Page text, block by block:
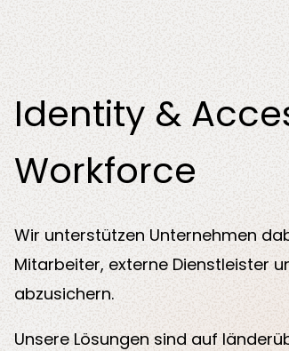
Identity &
Workforce
Wir unterstützen Unternehmen
Mitarbeiter, externe Dienstleister
abzusichern.
Unsere Lösungen sind auf